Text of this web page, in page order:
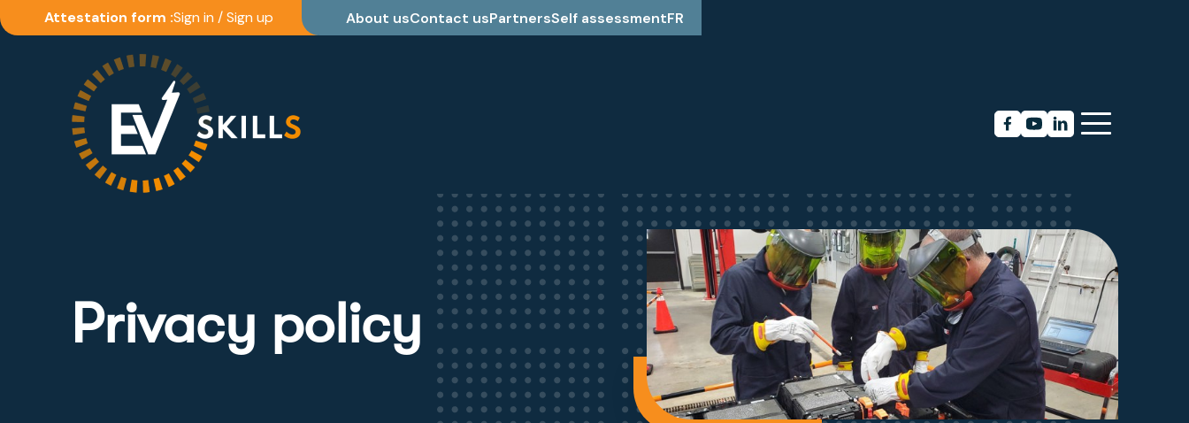
Attestation form :Sign in /Sign up About usContact usPartnersSelf assessmentFR
Privacy policy